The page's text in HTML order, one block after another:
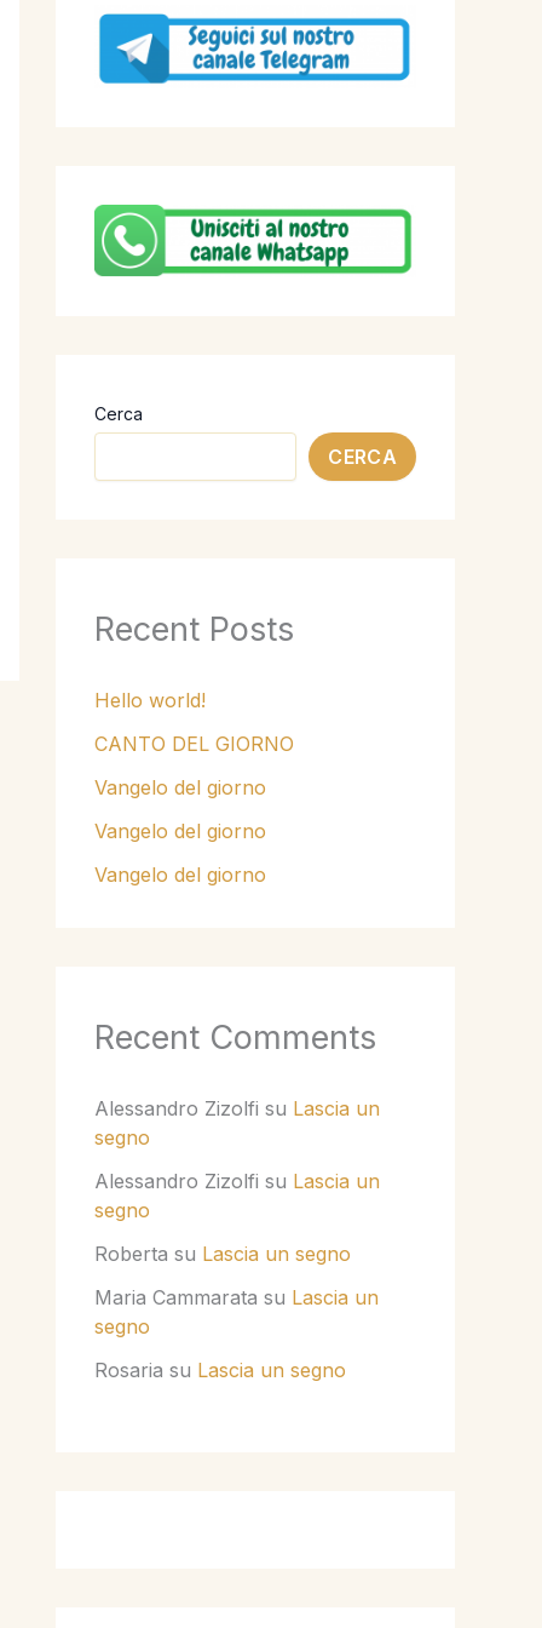
Cerca
CERCA
Recent Posts
Hello world!
CANTO DEL GIORNO
Vangelo del giorno
Vangelo del giorno
Vangelo del giorno
Recent Comments
Alessandro Zizolfi su Lascia un
segno
Alessandro Zizolfi su Lascia un
segno
Roberta su Lascia un segno
Maria Cammarata su Lascia un
segno
Rosaria su Lascia un segno